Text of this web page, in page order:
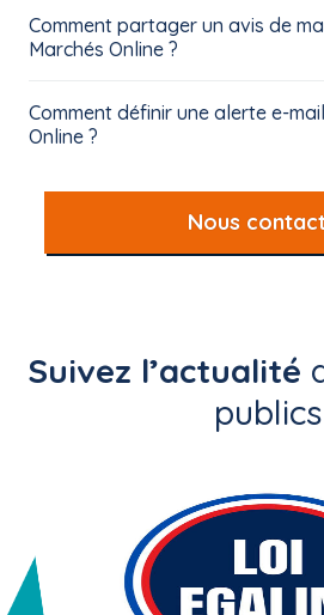
Comment partager un avis de
Marchés Online ?
Comment définir une alerte e-
Online ?
Nous
Suivez l’actualité
publics